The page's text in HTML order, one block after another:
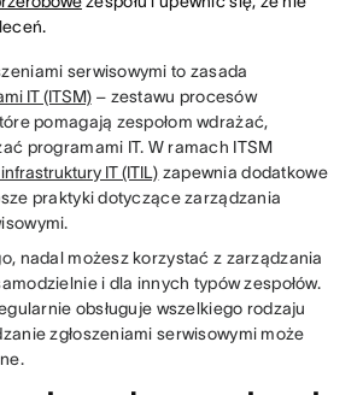
serwisowymi to zasada
IT (ITSM)– zestawu procesów
pomagają zespołom wdrażać,
programami IT. W ramach ITSM
IT (ITIL) zapewnia dodatkowe
praktyki dotyczące zarządzania
nadal możesz korzystać z zarządzania
i dla innych typów zespołów.
obsługuje wszelkiego rodzaju
zgłoszeniami serwisowymi może